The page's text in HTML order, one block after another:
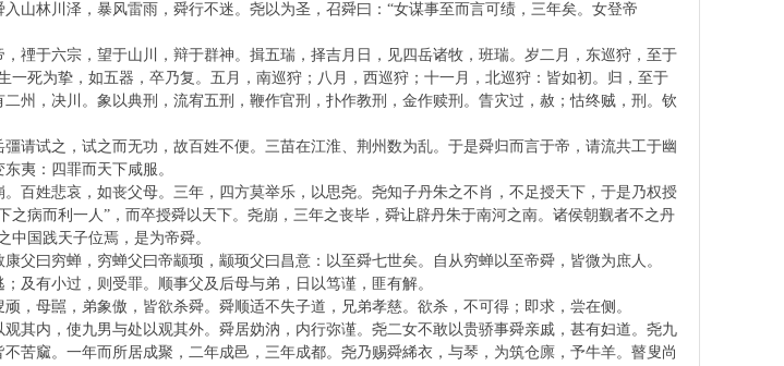
山林川泽，暴风雷雨，舜行不迷。尧以为圣，召舜曰：“女谋事至而言可绩，三年矣。女登帝
禋于六宗，望于山川，辩于群神。揖五瑞，择吉月日，见四岳诸牧，班瑞。岁二月，东巡狩，至于
死为挚，如五器，卒乃复。五月，南巡狩；八月，西巡狩；十一月，北巡狩：皆如初。归，至于
州，决川。象以典刑，流宥五刑，鞭作官刑，扑作教刑，金作赎刑。眚灾过，赦；怙终贼，刑。钦
请试之，试之而无功，故百姓不便。三苗在江淮、荆州数为乱。于是舜归而言于帝，请流共工于幽
夷：四罪而天下咸服。
百姓悲哀，如丧父母。三年，四方莫举乐，以思尧。尧知子丹朱之不肖，不足授天下，于是乃权授
病而利一人”，而卒授舜以天下。尧崩，三年之丧毕，舜让辟丹朱于南河之南。诸侯朝觐者不之丹
国践天子位焉，是为帝舜。
父曰穷蝉，穷蝉父曰帝颛顼，颛顼父曰昌意：以至舜七世矣。自从穷蝉以至帝舜，皆微为庶人。
及有小过，则受罪。顺事父及后母与弟，日以笃谨，匪有解。
母嚚，弟象傲，皆欲杀舜。舜顺适不失子道，兄弟孝慈。欲杀，不可得；即求，尝在侧。
其内，使九男与处以观其外。舜居妫汭，内行弥谨。尧二女不敢以贵骄事舜亲戚，甚有妇道。尧九
苦窳。一年而所居成聚，二年成邑，三年成都。尧乃赐舜絺衣，与琴，为筑仓廪，予牛羊。瞽叟尚